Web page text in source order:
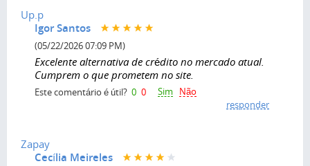
Up.p
Igor Santos
(05/22/2026 07:09 PM)
Excelente alternativa de crédito no mercado atual.
Cumprem o que prometem no site.
Este comentário é útil? 0 0 Sim
Não
responder
Zapay
Cecília Meireles